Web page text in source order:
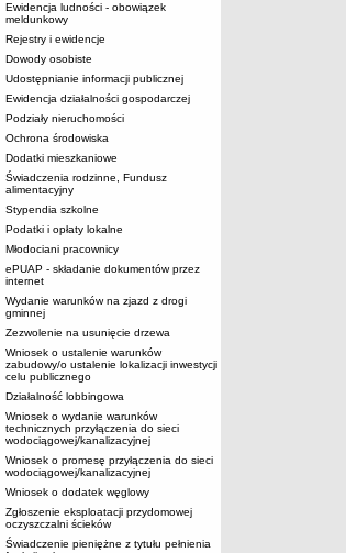
Ewidencja ludności - obowiązek
meldunkowy
Rejestry i ewidencje
Dowody osobiste
Udostępnianie informacji publicznej
Ewidencja działalności gospodarczej
Podziały nieruchomości
Ochrona środowiska
Dodatki mieszkaniowe
Świadczenia rodzinne, Fundusz
alimentacyjny
Stypendia szkolne
Podatki i opłaty lokalne
Młodociani pracownicy
ePUAP - składanie dokumentów przez
internet
Wydanie warunków na zjazd z drogi
gminnej
Zezwolenie na usunięcie drzewa
Wniosek o ustalenie warunków
zabudowy/o ustalenie lokalizacji inwestycji
celu publicznego
Działalność lobbingowa
Wniosek o wydanie warunków
technicznych przyłączenia do sieci
wodociągowej/kanalizacyjnej
Wniosek o promesę przyłączenia do sieci
wodociągowej/kanalizacyjnej
Wniosek o dodatek węglowy
Zgłoszenie eksploatacji przydomowej
oczyszczalni ścieków
Świadczenie pieniężne z tytułu pełnienia